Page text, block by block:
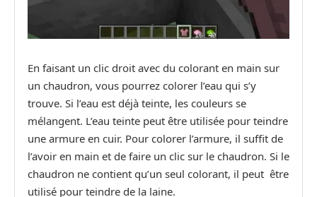
En faisant un clic droit avec du colorant en main sur
un chaudron, vous pourrez colorer l’eau qui s’y
trouve. Si l’eau est déjà teinte, les couleurs se
mélangent. L’eau teinte peut être utilisée pour teindre
une armure en cuir. Pour colorer l’armure, il suffit de
l’avoir en main et de faire un clic sur le chaudron. Si le
chaudron ne contient qu’un seul colorant, il peut être
utilisé pour teindre de la laine.